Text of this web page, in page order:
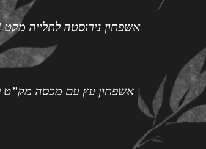
אשפתון נירוסטה לתלייה מקט 2104
אשפתון עץ עם מכסה מק”ט 950